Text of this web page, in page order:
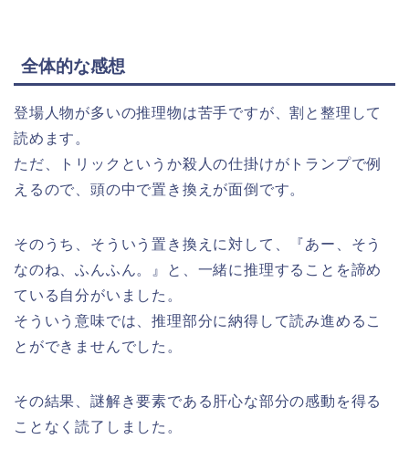
全体的な感想
登場人物が多いの推理物は苦手ですが、割と整理して
読めます。
ただ、トリックというか殺人の仕掛けがトランプで例
えるので、頭の中で置き換えが面倒です。
そのうち、そういう置き換えに対して、『あー、そう
なのね、ふんふん。』と、一緒に推理することを諦め
ている自分がいました。
そういう意味では、推理部分に納得して読み進めるこ
とができませんでした。
その結果、謎解き要素である肝心な部分の感動を得る
ことなく読了しました。